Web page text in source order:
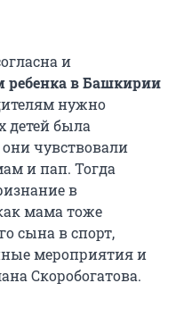
и
в Башкирии
нужно
детей была
чувствовали
и пап. Тогда
в
мама тоже
сына в спорт,
мероприятия и
Скоробогатова.